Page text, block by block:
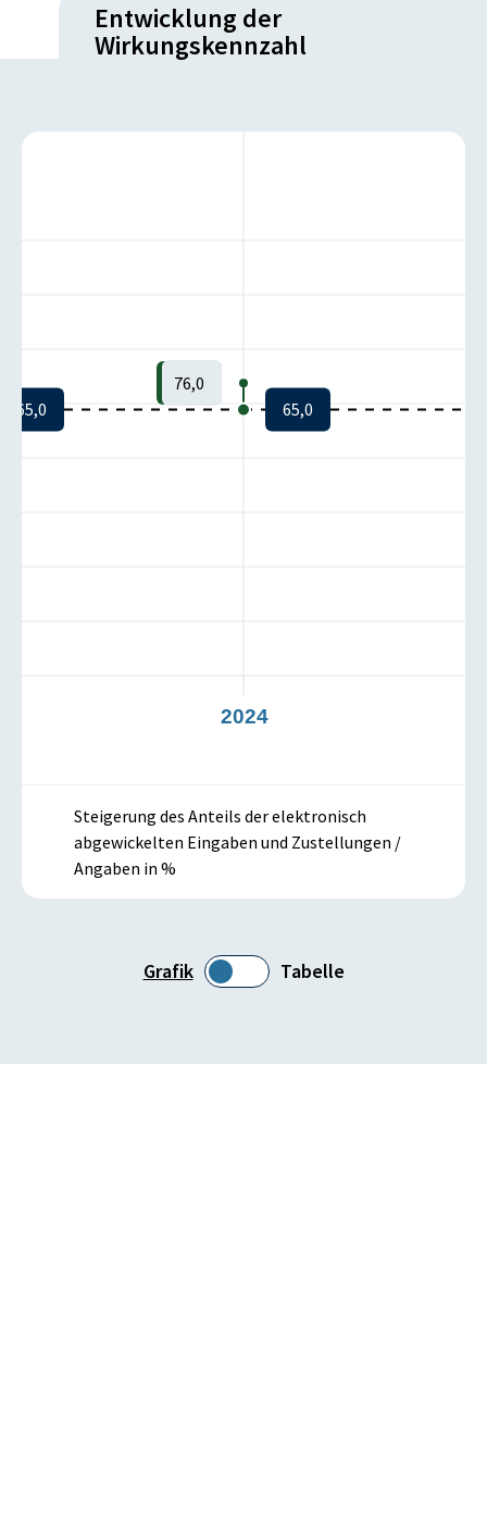
Entwicklung der
Wirkungskennzahl
Grafik Tabelle
2024
65,0
76,0
65,0
Steigerung des Anteils der elektronisch
abgewickelten Eingaben und Zustellungen /
Angaben in %